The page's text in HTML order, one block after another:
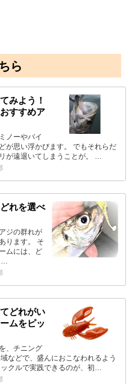
ら
みよう！
すすめア
ノーやバイ
が思い浮かびます。 でもそれらだ
が遠退いてしまうことが。 …
れを選べ
ジの群れが
ります。 そ
ムには、ど
どれがい
ムをピッ
、チニング
などで、盛んにおこなわれるよう
クルで実践できるのが、初…